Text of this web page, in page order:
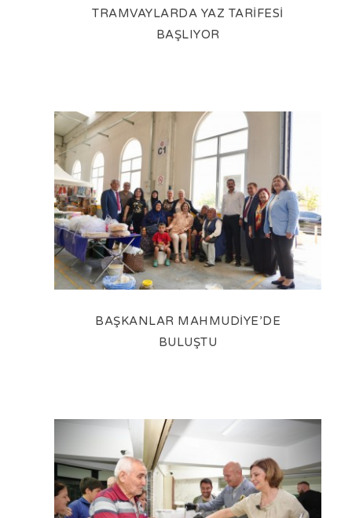
TRAMVAYLARDA YAZ TARİFESİ
BAŞLIYOR
BAŞKANLAR MAHMUDİYE’DE
BULUŞTU